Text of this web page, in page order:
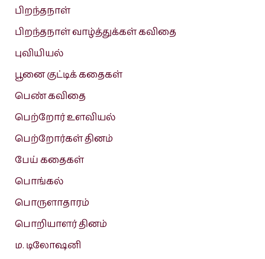
பிறந்தநாள்
பிறந்தநாள் வாழ்த்துக்கள் கவிதை
புவியியல்
பூனை குட்டிக் கதைகள்
பெண் கவிதை
பெற்றோர் உளவியல்
பெற்றோர்கள் தினம்
பேய் கதைகள்
பொங்கல்
பொருளாதாரம்
பொறியாளர் தினம்
ம. டிலோஷனி